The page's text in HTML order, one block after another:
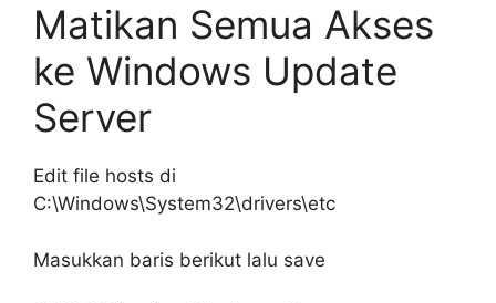
Matikan Semua Akses
ke Windows Update
Server
Edit file hosts di
C:\Windows\System32\drivers\etc
Masukkan baris berikut lalu save